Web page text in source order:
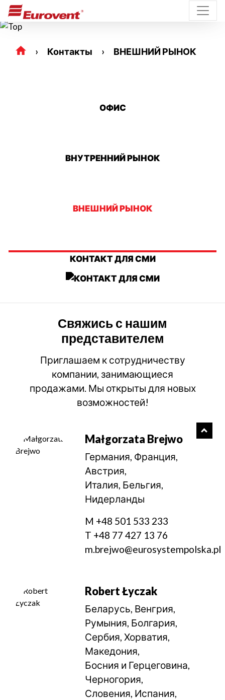
Контакты ВНЕШНИЙ РЫНОК
ОФИС
ВНУТРЕННИЙ РЫНОК
ВНЕШНИЙ РЫНОК
КОНТАКТ ДЛЯ СМИ
Свяжись с нашим
представителем
Приглашаем к сотрудничеству
компании, занимающиеся
продажами. Мы открыты для новых
возможностей!
Małgorzata Brejwo
Германия, Франция,
Австрия,
Италия, Бельгия,
Нидерланды
M +48 501 533 233
T +48 77 427 13 76
m.brejwo@eurosystempolska.pl
Robert Łyczak
Беларусь, Венгрия,
Румыния, Болгария,
Сербия, Хорватия,
Македония,
Босния и Герцеговина,
Черногория,
Словения, Испания,